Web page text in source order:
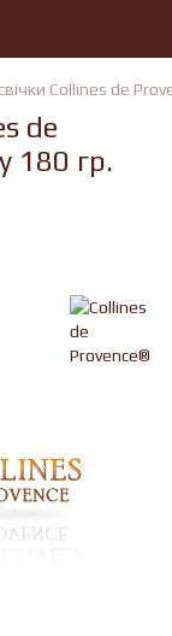
Collines de
de
180 гр.